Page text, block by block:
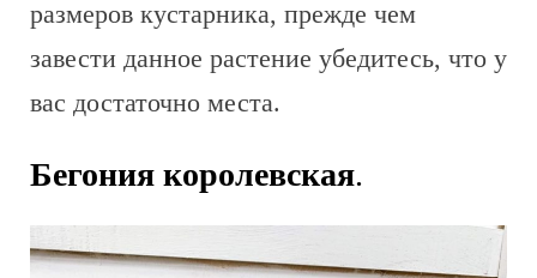
размеров кустарника, прежде чем
завести данное растение убедитесь, что у
вас достаточно места.
Бегония королевская.